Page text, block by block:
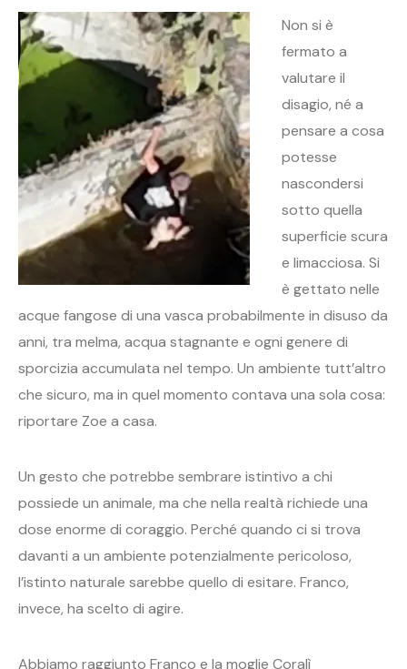
Non si è
fermato a
valutare il
disagio, né a
pensare a cosa
potesse
nascondersi
sotto quella
superficie scura
e limacciosa. Si
è gettato nelle
acque fangose di una vasca probabilmente in disuso da
anni, tra melma, acqua stagnante e ogni genere di
sporcizia accumulata nel tempo. Un ambiente tutt’altro
che sicuro, ma in quel momento contava una sola cosa:
riportare Zoe a casa.
Un gesto che potrebbe sembrare istintivo a chi
possiede un animale, ma che nella realtà richiede una
dose enorme di coraggio. Perché quando ci si trova
davanti a un ambiente potenzialmente pericoloso,
l’istinto naturale sarebbe quello di esitare. Franco,
invece, ha scelto di agire.
Abbiamo raggiunto Franco e la moglie Coralì